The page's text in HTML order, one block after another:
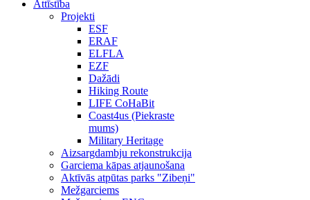
Attīstība
Projekti
ESF
ERAF
ELFLA
EZF
Dažādi
Hiking Route
LIFE CoHaBit
Coast4us (Piekraste
mums)
Military Heritage
Aizsargdambju rekonstrukcija
Garciema kāpas atjaunošana
Aktīvās atpūtas parks "Zibeņi"
Mežgarciems